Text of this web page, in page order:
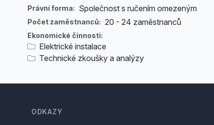
Právní forma: Společnost s ručením omezeným
Počet zaměstnanců: 20 - 24 zaměstnanců
Ekonomické činnosti:
Elektrické instalace
Technické zkoušky a analýzy
ODKAZY